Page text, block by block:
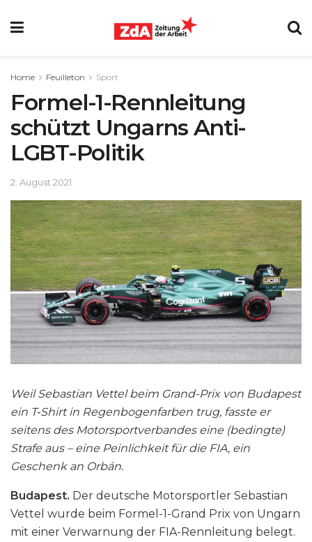
Home Feuilleton Sport
Formel-1-Rennleitung
schützt Ungarns Anti-
LGBT-Politik
2. August 2021
Weil Sebastian Vettel beim Grand-Prix von Budapest
ein T‑Shirt in Regenbogenfarben trug, fasste er
seitens des Motorsportverbandes eine (bedingte)
Strafe aus – eine Peinlichkeit für die FIA, ein
Geschenk an Orbán.
Budapest. Der deutsche Motorsportler Sebastian
Vettel wurde beim Formel-1-Grand Prix von Ungarn
mit einer Verwarnung der FIA-Rennleitung belegt.